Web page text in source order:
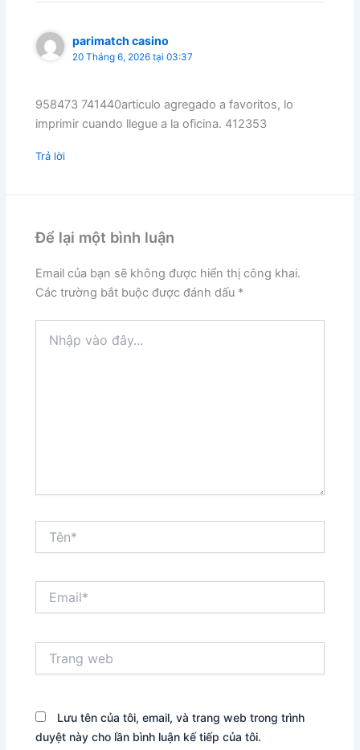
parimatch casino
20 Tháng 6, 2026 tại 03:37
958473 741440articulo agregado a favoritos, lo
imprimir cuando llegue a la oficina. 412353
Trả lời
Để lại một bình luận
Email của bạn sẽ không được hiển thị công khai.
Các trường bắt buộc được đánh dấu *
vào
web
Lưu tên của tôi, email, và trang web trong trình
duyệt này cho lần bình luận kế tiếp của tôi.